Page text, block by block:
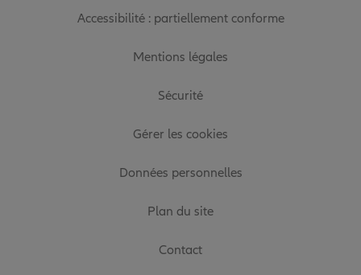
Accessibilité : partiellement conforme
Mentions légales
Sécurité
Gérer les cookies
Données personnelles
Plan du site
Contact